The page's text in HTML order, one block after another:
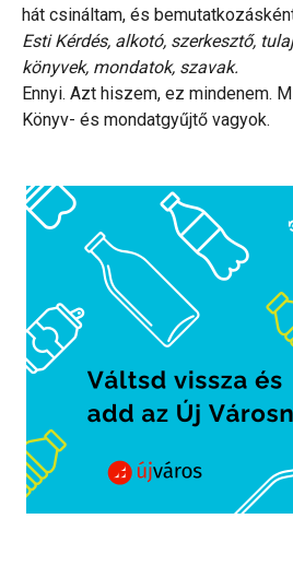
hát csináltam, és
Esti Kérdés, alkotó, szerkesztő,
könyvek, mondatok, szavak.
Ennyi. Azt hiszem, ez mindenem.
Könyv- és mondatgyűjtő vagyok.